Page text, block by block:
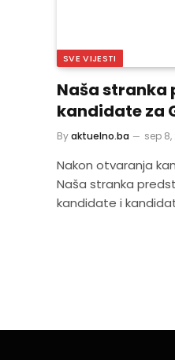
SVE VIJESTI
Naša stranka
kandidate za
Byaktuelno.ba sep 8,
Nakon otvaranja
Naša stranka
kandidate i